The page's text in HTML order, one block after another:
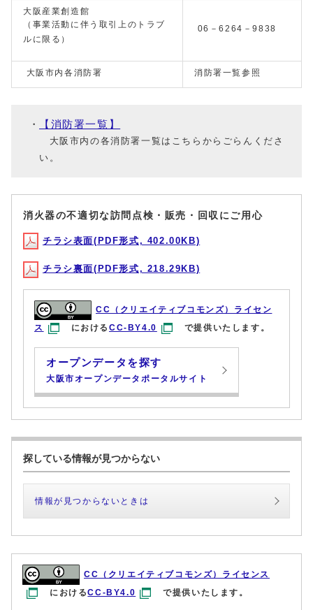
大阪産業創造館
（事業活動に伴う取引上のトラブ
ルに限る）
06－6264－9838
大阪市内各消防署 消防署一覧参照
【消防署一覧】
大阪市内の各消防署一覧はこちらからごらんくださ
い。
消火器の不適切な訪問点検・販売・回収にご用心
チラシ表面(PDF形式, 402.00KB)
チラシ裏面(PDF形式, 218.29KB)
CC（クリエイティブコモンズ）ライセン
ス
におけるCC-BY4.0 で提供いたします。
オープンデータを探す
大阪市オープンデータポータルサイト
探している情報が見つからない
情報が見つからないときは
CC（クリエイティブコモンズ）ライセンス
におけるCC-BY4.0 で提供いたします。